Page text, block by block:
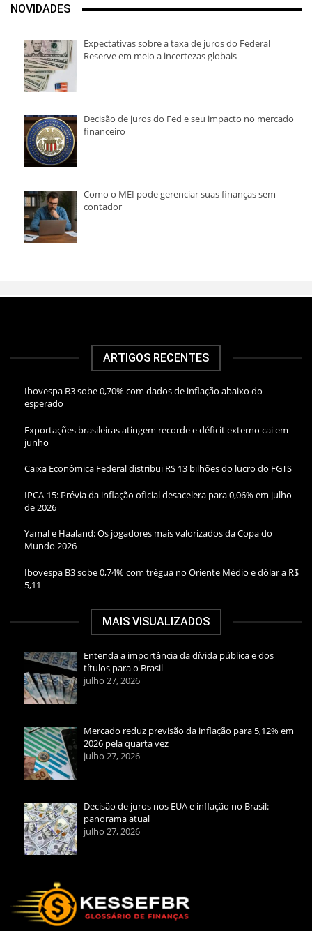
NOVIDADES
Expectativas sobre a taxa de juros do Federal
Reserve em meio a incertezas globais
Decisão de juros do Fed e seu impacto no mercado
financeiro
Como o MEI pode gerenciar suas finanças sem
contador
ARTIGOS RECENTES
Ibovespa B3 sobe 0,70% com dados de inflação abaixo do
esperado
Exportações brasileiras atingem recorde e déficit externo cai em
junho
Caixa Econômica Federal distribui R$ 13 bilhões do lucro do FGTS
IPCA-15: Prévia da inflação oficial desacelera para 0,06% em julho
de 2026
Yamal e Haaland: Os jogadores mais valorizados da Copa do
Mundo 2026
Ibovespa B3 sobe 0,74% com trégua no Oriente Médio e dólar a R$
5,11
MAIS VISUALIZADOS
Entenda a importância da dívida pública e dos
títulos para o Brasil
julho 27, 2026
Mercado reduz previsão da inflação para 5,12% em
2026 pela quarta vez
julho 27, 2026
Decisão de juros nos EUA e inflação no Brasil:
panorama atual
julho 27, 2026